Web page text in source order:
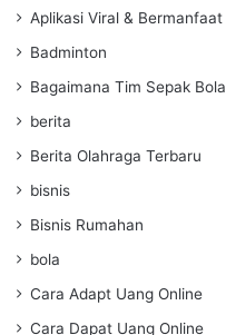
Aplikasi Viral & Bermanfaat
Badminton
Bagaimana Tim Sepak Bola
berita
Berita Olahraga Terbaru
bisnis
Bisnis Rumahan
bola
Cara Adapt Uang Online
Cara Dapat Uang Online